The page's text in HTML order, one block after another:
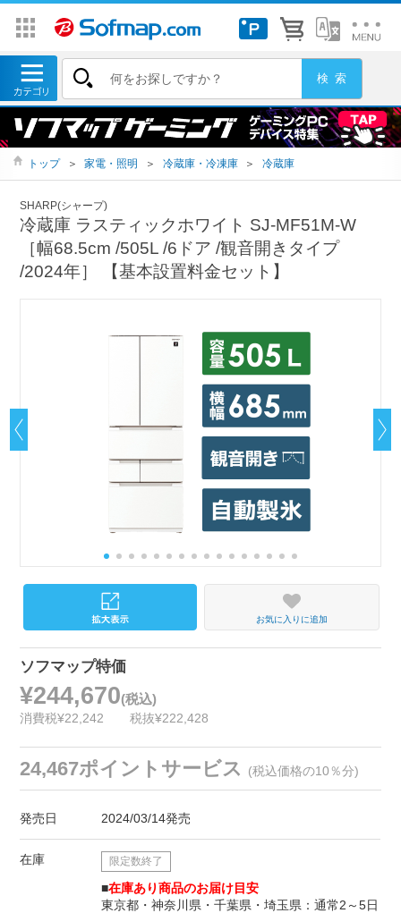
トップ ＞ 家電・照明 ＞ 冷蔵庫・冷凍庫 ＞ 冷蔵庫
SHARP(シャープ)
冷蔵庫 ラスティックホワイト SJ-MF51M-W
［幅68.5cm /505L /6ドア /観音開きタイプ
/2024年］ 【基本設置料金セット】
お気に入りに追加
ソフマップ特価
¥244,670(税込)
消費税¥22,242 税抜¥222,428
24,467ポイントサービス (税込価格の10％分)
発売日 2024/03/14発売
在庫 限定数終了
■在庫あり商品のお届け目安
東京都・神奈川県・千葉県・埼玉県：通常2～5日